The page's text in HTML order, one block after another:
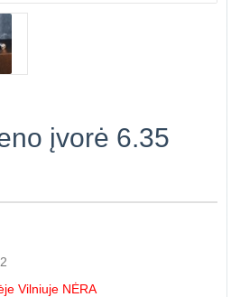
įvorė 6.35
Vilniuje NĖRA